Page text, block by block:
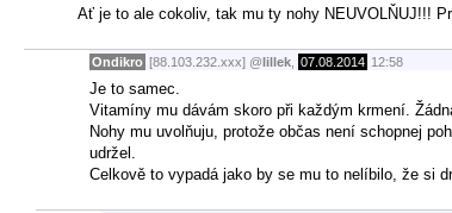
Ať je to ale cokoliv, tak mu ty nohy NEUVOLŇUJ!!!
Ondikro [88.103.232.xxx] @lillek 07.08.2014 12:58
Je to samec.
Vitamíny mu dávám skoro při každým krmení.
Nohy mu uvolňuju, protože občas není schopnej
udržel.
Celkově to vypadá jako by se mu to nelíbilo, že si